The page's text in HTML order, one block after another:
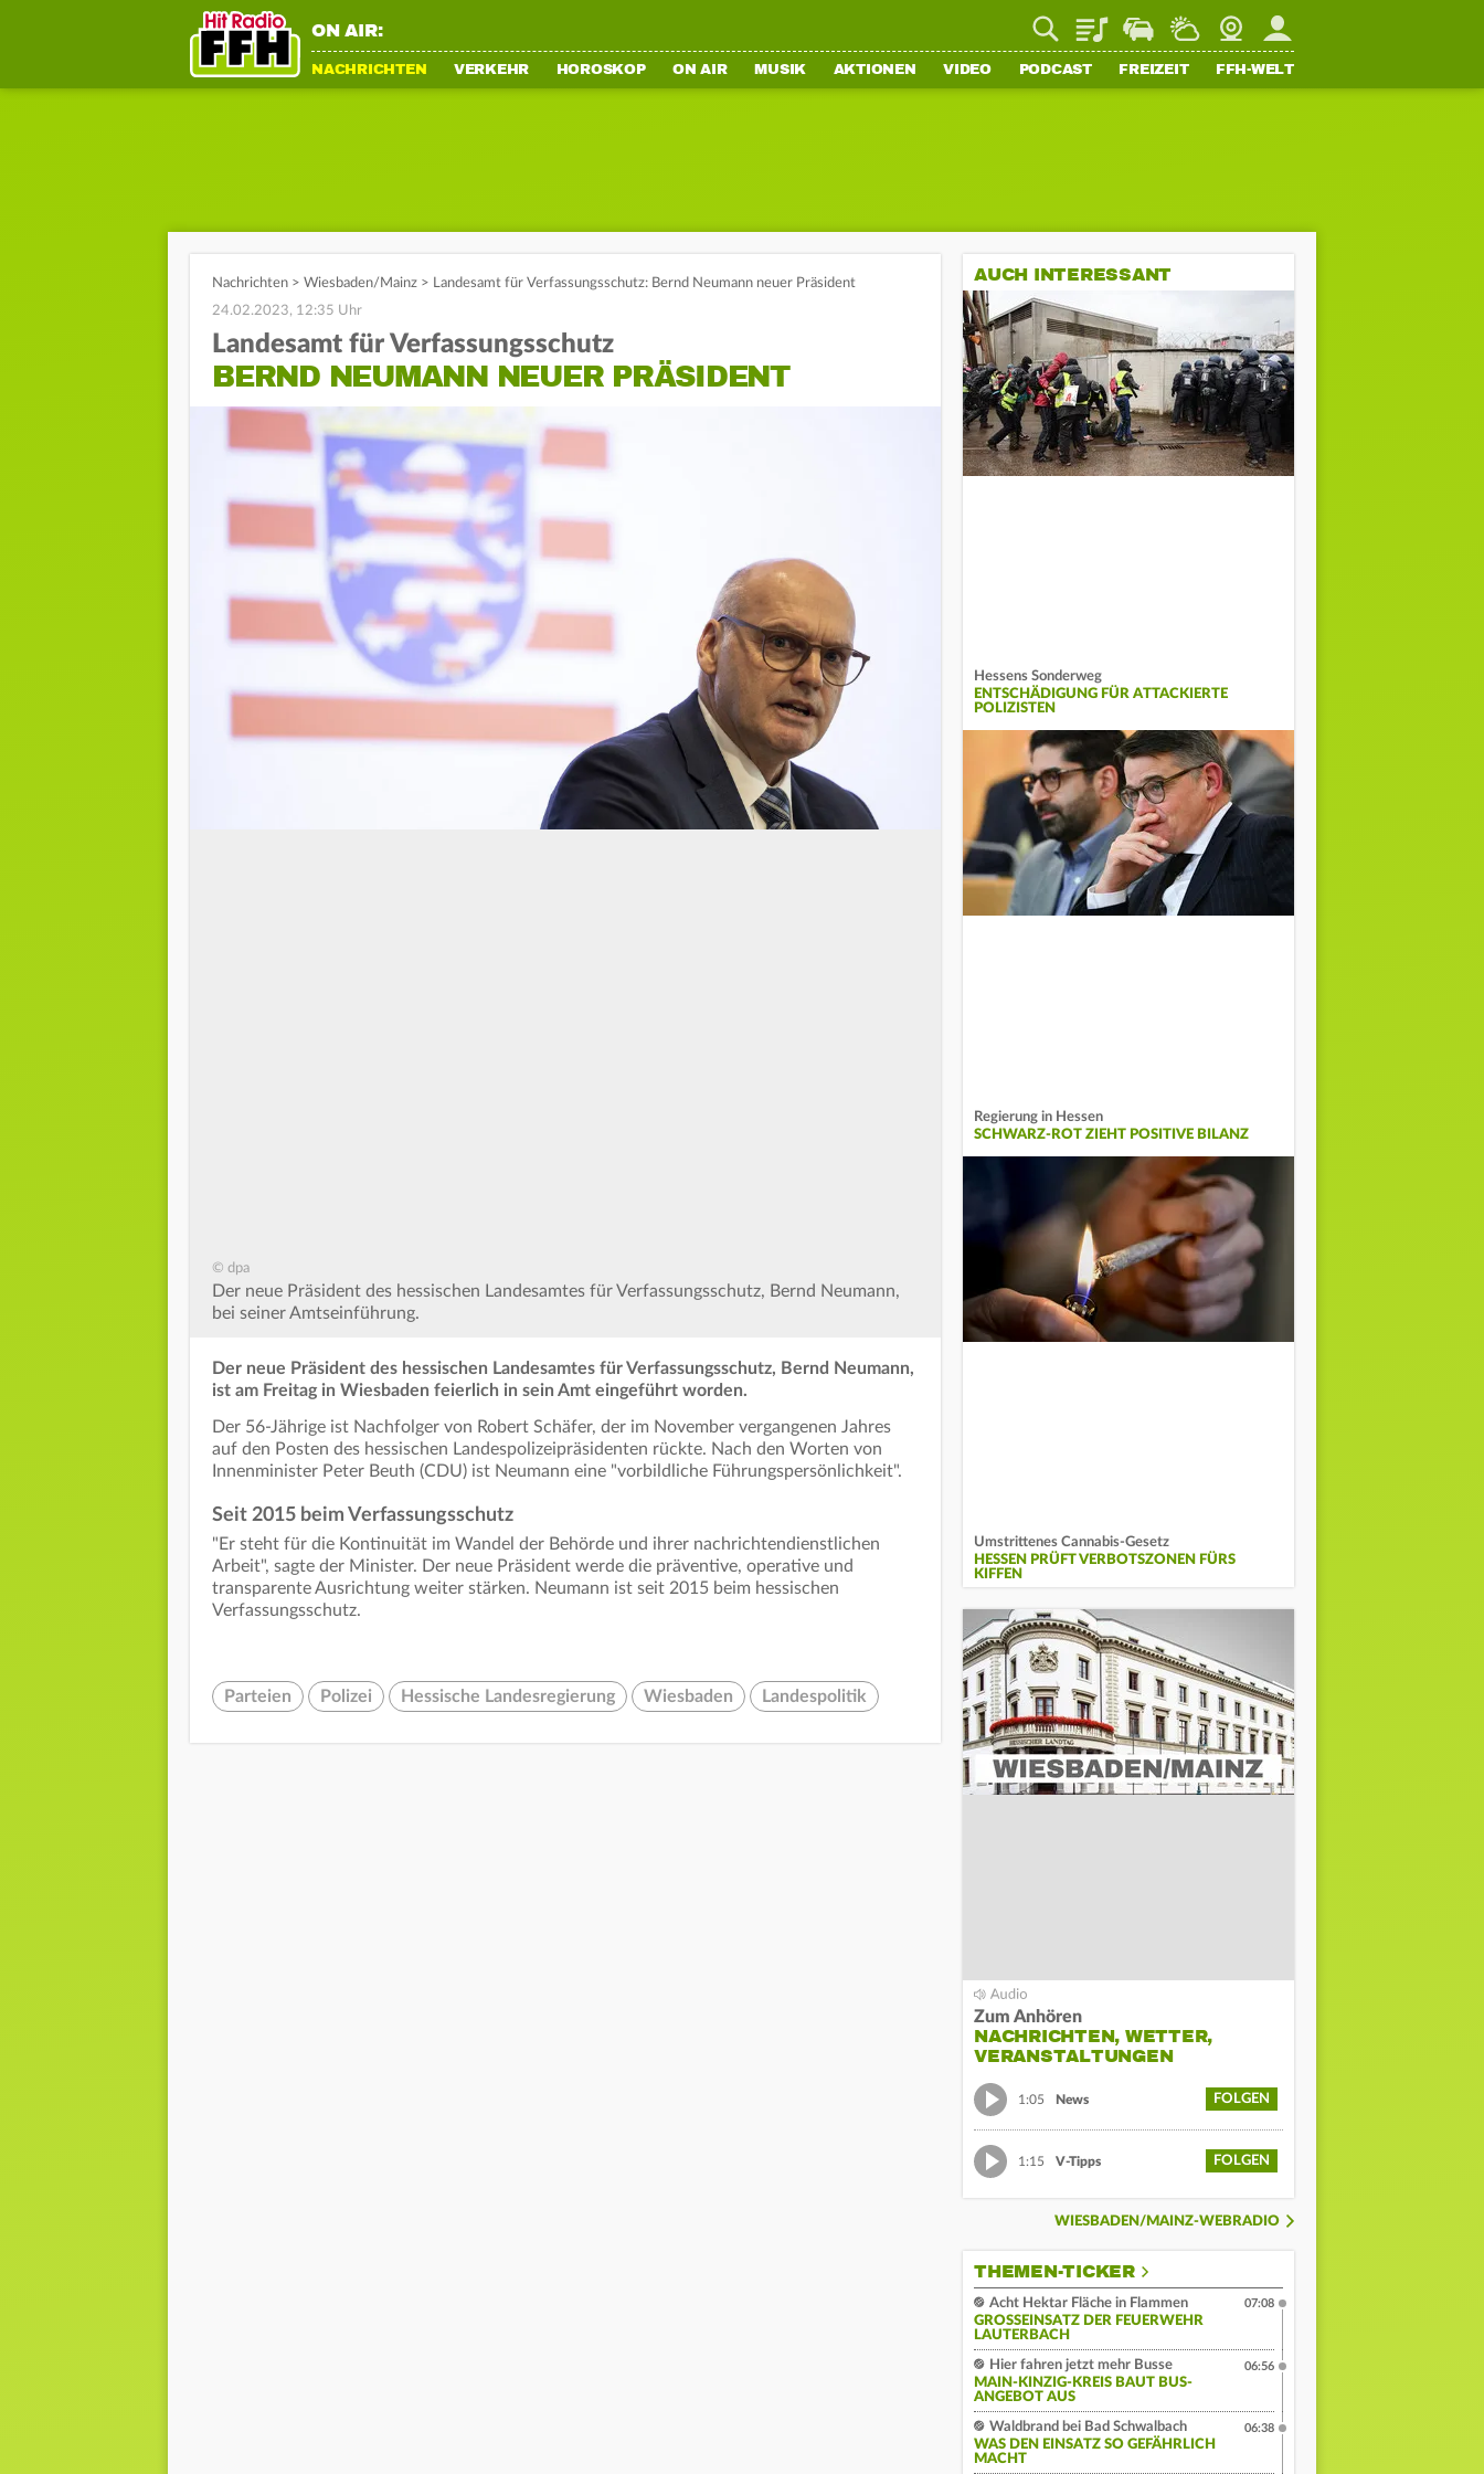
ON AIR: PlaylistStaupilotWetterWebcamMein FFH
NACHRICHTEN VERKEHR HOROSKOP ON AIR MUSIK AKTIONEN VIDEO PODCAST FREIZEIT FFH-WELT
Nachrichten > Wiesbaden/Mainz > Landesamt für Verfassungsschutz: Bernd Neumann neuer Präsident
24.02.2023, 12:35 Uhr
Landesamt für Verfassungsschutz
BERND NEUMANN NEUER PRÄSIDENT
© dpa
Der neue Präsident des hessischen Landesamtes für Verfassungsschutz, Bernd Neumann,
bei seiner Amtseinführung.
Der neue Präsident des hessischen Landesamtes für Verfassungsschutz, Bernd Neumann,
ist am Freitag in Wiesbaden feierlich in sein Amt eingeführt worden.
Der 56-Jährige ist Nachfolger von Robert Schäfer, der im November vergangenen Jahres
auf den Posten des hessischen Landespolizeipräsidenten rückte. Nach den Worten von
Innenminister Peter Beuth (CDU) ist Neumann eine "vorbildliche Führungspersönlichkeit".
Seit 2015 beim Verfassungsschutz
"Er steht für die Kontinuität im Wandel der Behörde und ihrer nachrichtendienstlichen
Arbeit", sagte der Minister. Der neue Präsident werde die präventive, operative und
transparente Ausrichtung weiter stärken. Neumann ist seit 2015 beim hessischen
Verfassungsschutz.
Parteien Polizei Hessische Landesregierung Wiesbaden Landespolitik
AUCH INTERESSANT
Hessens Sonderweg
ENTSCHÄDIGUNG FÜR ATTACKIERTE
POLIZISTEN
Regierung in Hessen
SCHWARZ-ROT ZIEHT POSITIVE BILANZ
Umstrittenes Cannabis-Gesetz
HESSEN PRÜFT VERBOTSZONEN FÜRS
KIFFEN
Zum Anhören
NACHRICHTEN, WETTER,
VERANSTALTUNGEN
1:05 News FOLGEN
1:15 V-Tipps FOLGEN
WIESBADEN/MAINZ-WEBRADIO
THEMEN-TICKER
Acht Hektar Fläche in Flammen
GROSSEINSATZ DER FEUERWEHR L
AUTERBACH
07:08
Hier fahren jetzt mehr Busse
MAIN-KINZIG-KREIS BAUT BUS-
ANGEBOT AUS
06:56
Waldbrand bei Bad Schwalbach
WAS DEN EINSATZ SO GEFÄHRLICH
MACHT
06:38